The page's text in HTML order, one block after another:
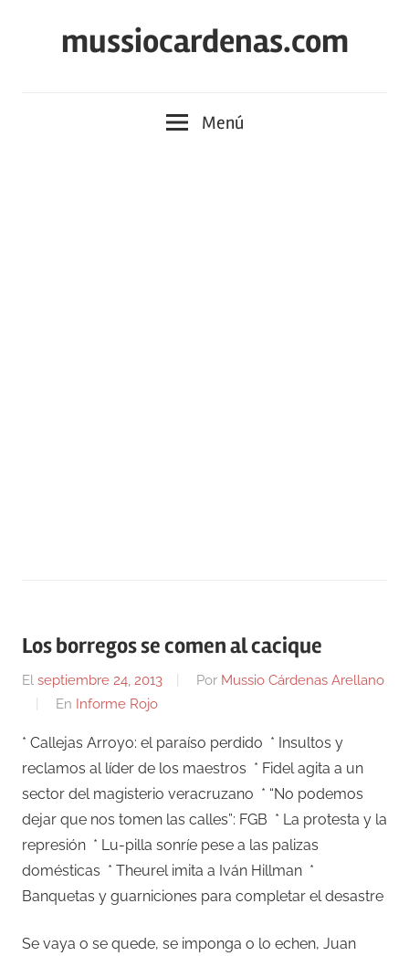
mussiocardenas.com
Menú
Los borregos se comen al cacique
El septiembre 24, 2013 Por Mussio Cárdenas Arellano
En Informe Rojo
* Callejas Arroyo: el paraíso perdido * Insultos y
reclamos al líder de los maestros * Fidel agita a un
sector del magisterio veracruzano * “No podemos
dejar que nos tomen las calles”: FGB * La protesta y la
represión * Lu-pilla sonríe pese a las palizas
domésticas * Theurel imita a Iván Hillman *
Banquetas y guarniciones para completar el desastre
Se vaya o se quede, se imponga o lo echen, Juan